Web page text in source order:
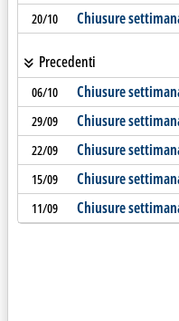
20/10 Chiusure
Precedenti
06/10 Chiusure
29/09 Chiusure
22/09 Chiusure
15/09 Chiusure
11/09 Chiusure